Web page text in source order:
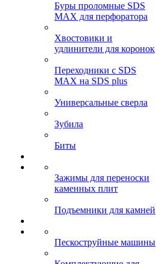
Буры проломные SDS
MAX для перфоратора
Хвостовики и
удлинители для коронок
Переходники с SDS
MAX на SDS plus
Универсальные сверла
Зубила
Биты
Зажимы для переноски
каменных плит
Подъемники для камней
Пескоструйные машины